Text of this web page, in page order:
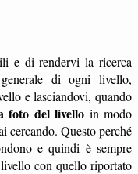
e di rendervi la ricerca
di ogni livello,
e lasciandovi, quando
foto del livello in modo
cercando. Questo perché
e quindi è sempre
con quello riportato